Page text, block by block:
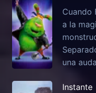
Cuando
a la
una
Instante